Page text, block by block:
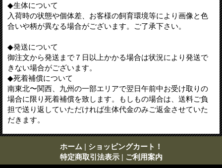
◆生体について
入荷時の状態や個体差、お客様の飼育環境等により画像と色
合いや柄が異なる場合がございます。ご了承下さい。
◆発送について
御注文から発送まで７日以上かかる場合は状況により発送で
きない場合がございます。
◆死着補償について
南東北〜関西、九州の一部エリアで翌日午前中お受け取りの
場合に限り死着補償を致します。もしもの場合は、送料ご負
担で送り返していただければ生体代金のみご返金させていた
だきます。
ホーム | ショッピングカート！
特定商取引法表示 | ご利用案内